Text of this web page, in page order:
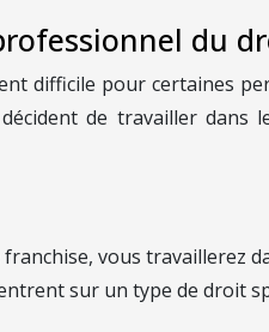
du
difficile pour certaines
de travailler dans
vous travaillerez
sur un type de droit